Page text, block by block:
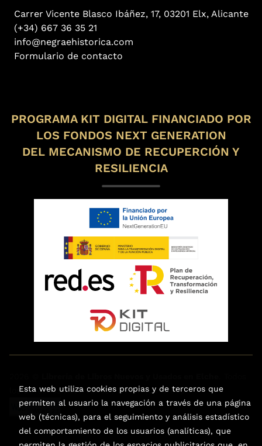
Carrer Vicente Blasco Ibáñez, 17, 03201 Elx, Alicante
(+34) 667 36 35 21
info@negraehistorica.com
Formulario de contacto
PROGRAMA KIT DIGITAL FINANCIADO POR
LOS FONDOS NEXT GENERATION
DEL MECANISMO DE RECUPERCIÓN Y
RESILIENCIA
los Derechos Reservados | Trevenque Group
Esta web utiliza cookies propias y de terceros que
permiten al usuario la navegación a través de una página
web (técnicas), para el seguimiento y análisis estadístico
del comportamiento de los usuarios (analíticas), que